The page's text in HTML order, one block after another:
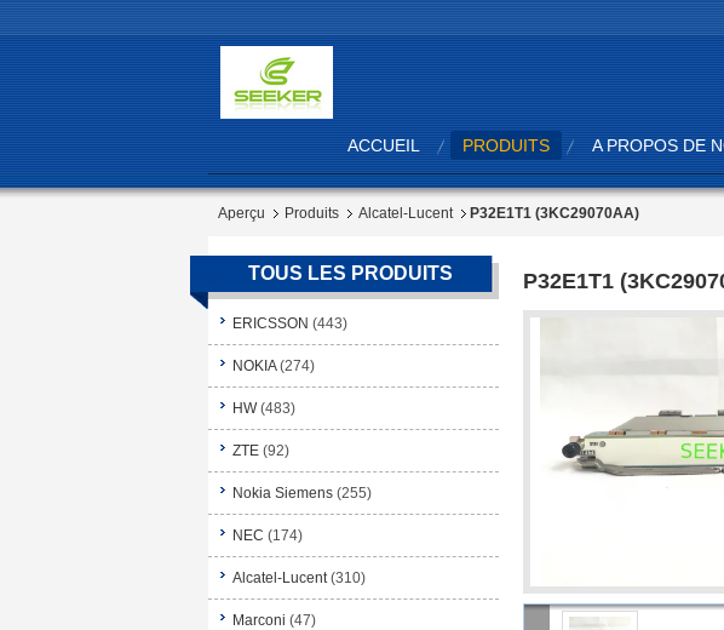
ACCUEIL PRODUITS A PROPOS DE
Aperçu Produits Alcatel-Lucent P32E1T1 (3KC29070AA)
TOUS LES PRODUITS
ERICSSON (443)
NOKIA (274)
HW (483)
ZTE (92)
Nokia Siemens (255)
NEC (174)
Alcatel-Lucent (310)
Marconi (47)
P32E1T1